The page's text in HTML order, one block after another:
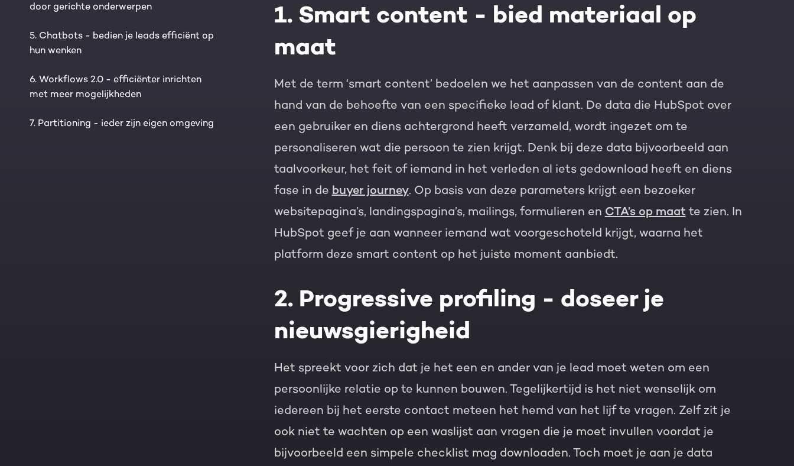
HubSpot websites
Membership portals
Growth-driven design
door gerichte onderwerpen
5. Chatbots - bedien je leads efficiënt op
hun wenken
6. Workflows 2.0 - efficiënter inrichten
met meer mogelijkheden
7. Partitioning - ieder zijn eigen omgeving
1. Smart content - bied materiaal op
maat
Met de term ‘smart content’ bedoelen we het aanpassen van de content aan de
hand van de behoefte van een specifieke lead of klant. De data die HubSpot over
een gebruiker en diens achtergrond heeft verzameld, wordt ingezet om te
personaliseren wat die persoon te zien krijgt. Denk bij deze data bijvoorbeeld aan
taalvoorkeur, het feit of iemand in het verleden al iets gedownload heeft en diens
fase in de buyer journey. Op basis van deze parameters krijgt een bezoeker
websitepagina’s, landingspagina’s, mailings, formulieren en CTA’s op maatte zien. In
HubSpot geef je aan wanneer iemand wat voorgeschoteld krijgt, waarna het
platform deze smart content op het juiste moment aanbiedt.
2. Progressive profiling - doseer je
nieuwsgierigheid
Het spreekt voor zich dat je het een en ander van je lead moet weten om een
persoonlijke relatie op te kunnen bouwen. Tegelijkertijd is het niet wenselijk om
iedereen bij het eerste contact meteen het hemd van het lijf te vragen. Zelf zit je
ook niet te wachten op een waslijst aan vragen die je moet invullen voordat je
bijvoorbeeld een simpele checklist mag downloaden. Toch moet je aan je data